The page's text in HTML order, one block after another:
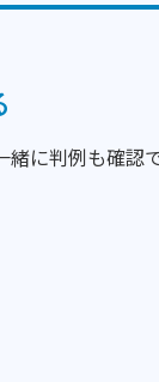
に判例も確認